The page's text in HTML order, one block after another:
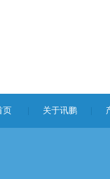
页 关于讯鹏